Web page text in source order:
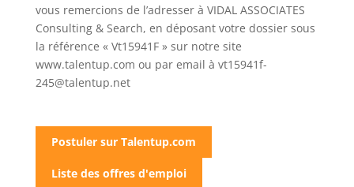
vous remercions de l’adresser à VIDAL ASSOCIATES
Consulting & Search, en déposant votre dossier sous
la référence « Vt15941F » sur notre site
www.talentup.com ou par email à vt15941f-
245@talentup.net
Postuler sur Talentup.com
Liste des offres d'emploi